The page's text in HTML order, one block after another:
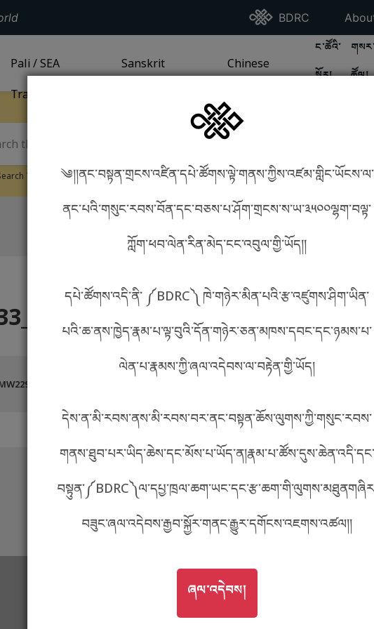
བོད་ཡིག
English
ភាសាខ្មែរ
Go To BDRC
BDRC Go
PAGE
GO TOPALI / SEA TRADITIONPAGE
Pali / SEA
Tradition
GO TOSANSKRIT TRADITION
Sanskrit
GO TOCHINESE TRADITION
Chinese
GO TO
ང་ཚོའི་
སྐོར།
GO
ཚོལ།
༄།།ནང་བསྟན་གྲངས་འཛིན་དཔེ་ཚོགས་ལྟེ་གནས་ཀྱིས་འཛམ་གླིང་ཡོངས་ལ་
ནང་པའི་གསུང་རབས་བོན་དང་བཅས་པ་ཤོག་གྲངས་ས་ཡ་༣༥༠༠ལྷག་བལྟ་
ཀློག་ཕབ་ལེན་རིན་མེད་ངང་འབུལ་གྱི་ཡོད།།
དཔེ་ཚོགས་འདི་ནི་ ༼BDRC༽ ཁེ་གཉེར་མིན་པའི་རྩ་འཛུགས་ཤིག་ཡིན་
པའི་ཆ་ནས་ཁྱེད་རྣམ་པ་ལྟ་བུའི་དོན་གཉེར་ཅན་མཁས་དབང་དང་ཉམས་པ་
ལེན་པ་རྣམས་ཀྱི་ཞལ་འདེབས་ལ་བརྟེན་གྱི་ཡོད།
དེས་ན་མི་རབས་ནས་མི་རབས་བར་ནང་བསྟན་ཆོས་ལུགས་ཀྱི་གསུང་རབས་
གནས་ཐུབ་པར་ཡིད་ཆེས་དང་མོས་པ་ཡོད་ན།རྣམ་པ་ཚོས་དུས་ཆེན་འདི་དང་
བཟུང་ཞལ་འདེབས་རྒྱབ་སྐྱོར་གནང་རྒྱུར་དགོངས་འཇགས་འཚལ།།
GO TOཞལ་འདེབས།
ཞལ་འདེབས།
Tibetan in phonetics! How to find things?
metadata ཕབ་ལེན། འདིའི་ཡོང་ཁུངས།